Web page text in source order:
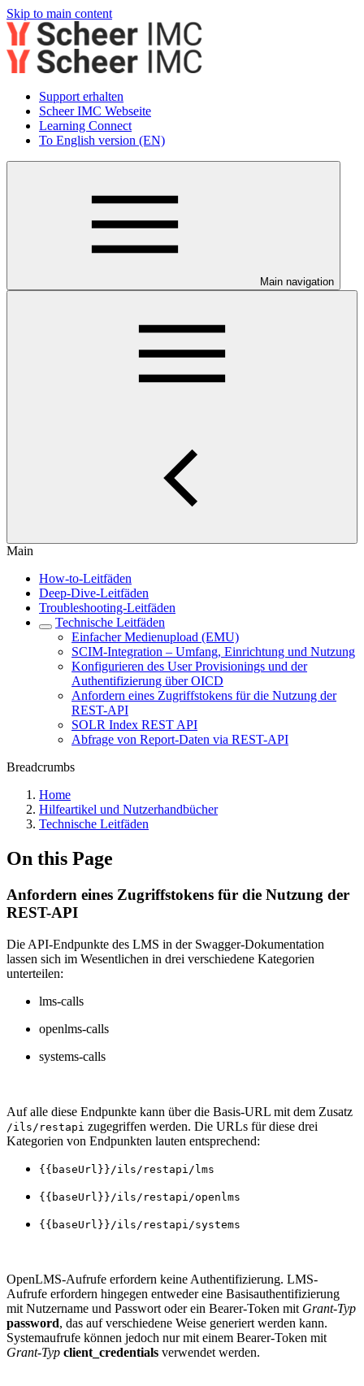
Skip to main content
Support erhalten
Scheer IMC Webseite
Learning Connect
To English version (EN)
Main navigation
Main
How-to-Leitfäden
Deep-Dive-Leitfäden
Troubleshooting-Leitfäden
Technische Leitfäden
Einfacher Medienupload (EMU)
SCIM-Integration – Umfang, Einrichtung und Nutzung
Konfigurieren des User Provisionings und der
Authentifizierung über OICD
Anfordern eines Zugriffstokens für die Nutzung der
REST-API
SOLR Index REST API
Abfrage von Report-Daten via REST-API
Breadcrumbs
Home
Hilfeartikel und Nutzerhandbücher
Technische Leitfäden
On this Page
Anfordern eines Zugriffstokens für die Nutzung der
REST-API
Die API-Endpunkte des LMS in der Swagger-Dokumentation
lassen sich im Wesentlichen in drei verschiedene Kategorien
unterteilen:
lms-calls
openlms-calls
systems-calls
Auf alle diese Endpunkte kann über die Basis-URL mit dem Zusatz
/ils/restapi zugegriffen werden. Die URLs für diese drei
Kategorien von Endpunkten lauten entsprechend:
{{baseUrl}}/ils/restapi/lms
{{baseUrl}}/ils/restapi/openlms
{{baseUrl}}/ils/restapi/systems
OpenLMS-Aufrufe erfordern keine Authentifizierung. LMS-
Aufrufe erfordern hingegen entweder eine Basisauthentifizierung
mit Nutzername und Passwort oder ein Bearer-Token mit Grant-Typ
password, das auf verschiedene Weise generiert werden kann.
Systemaufrufe können jedoch nur mit einem Bearer-Token mit
Grant-Typ client_credentials verwendet werden.